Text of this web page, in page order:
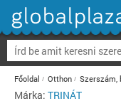
Főoldal Otthon Szerszám,
Márka: TRINÁT